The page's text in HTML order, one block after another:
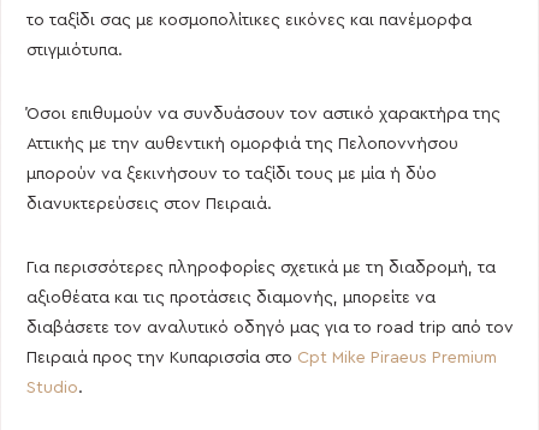
το ταξίδι σας με κοσμοπολίτικες εικόνες και πανέμορφα
στιγμιότυπα.
Όσοι επιθυμούν να συνδυάσουν τον αστικό χαρακτήρα της
Αττικής με την αυθεντική ομορφιά της Πελοποννήσου
μπορούν να ξεκινήσουν το ταξίδι τους με μία ή δύο
διανυκτερεύσεις στον Πειραιά.
Για περισσότερες πληροφορίες σχετικά με τη διαδρομή, τα
αξιοθέατα και τις προτάσεις διαμονής, μπορείτε να
διαβάσετε τον αναλυτικό οδηγό μας για το road trip από τον
Πειραιά προς την Κυπαρισσία στο Cpt Mike Piraeus Premium
Studio.